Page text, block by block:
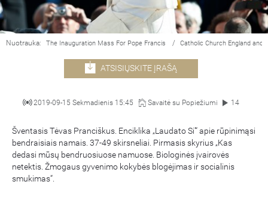
Nuotrauka: The Inauguration Mass For Pope Francis / Catholic Church England and
ATSISIŲSKITE ĮRAŠĄ
2019-09-15 Sekmadienis 15:45 Savaitė su Popiežiumi 14
Šventasis Tėvas Pranciškus. Enciklika „Laudato Si'“ apie rūpinimąsi
bendraisiais namais. 37-49 skirsneliai. Pirmasis skyrius „Kas
dedasi mūsų bendruosiuose namuose. Biologinės įvairovės
netektis. Žmogaus gyvenimo kokybės blogėjimas ir socialinis
smukimas“.